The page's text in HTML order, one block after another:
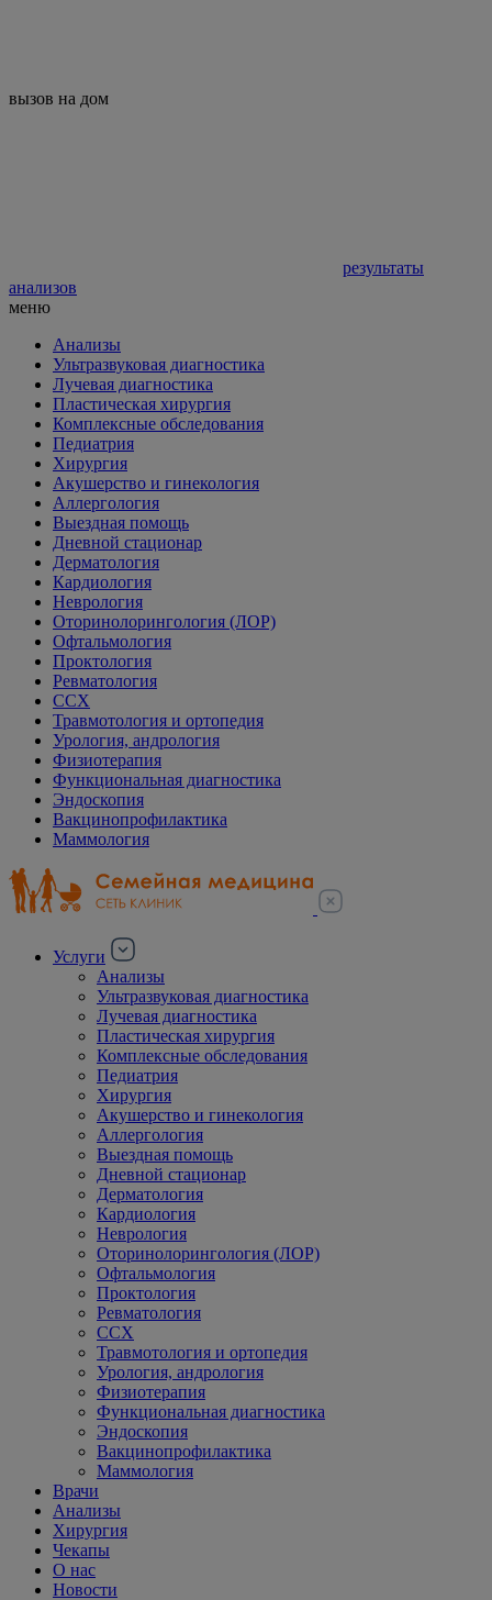
вызов на дом
результаты
анализов
меню
Анализы
Ультразвуковая диагностика
Лучевая диагностика
Пластическая хирургия
Комплексные обследования
Педиатрия
Хирургия
Акушерство и гинекология
Аллергология
Выездная помощь
Дневной стационар
Дерматология
Кардиология
Неврология
Оторинолорингология (ЛОР)
Офтальмология
Проктология
Ревматология
ССХ
Травмотология и ортопедия
Урология, андрология
Физиотерапия
Функциональная диагностика
Эндоскопия
Вакцинопрофилактика
Маммология
Услуги
Анализы
Ультразвуковая диагностика
Лучевая диагностика
Пластическая хирургия
Комплексные обследования
Педиатрия
Хирургия
Акушерство и гинекология
Аллергология
Выездная помощь
Дневной стационар
Дерматология
Кардиология
Неврология
Оторинолорингология (ЛОР)
Офтальмология
Проктология
Ревматология
ССХ
Травмотология и ортопедия
Урология, андрология
Физиотерапия
Функциональная диагностика
Эндоскопия
Вакцинопрофилактика
Маммология
Врачи
Анализы
Хирургия
Чекапы
О нас
Новости